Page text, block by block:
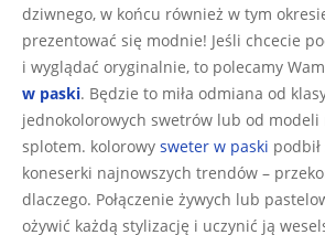
dziwnego, w końcu również w tym
prezentować się modnie! Jeśli chcecie
i wyglądać oryginalnie, to polecamy Wam
w paski. Będzie to miła odmiana od
jednokolorowych swetrów lub od modeli
splotem. kolorowy sweter w paski
koneserki najnowszych trendów –
dlaczego. Połączenie żywych lub
ożywić każdą stylizację i uczynić ją